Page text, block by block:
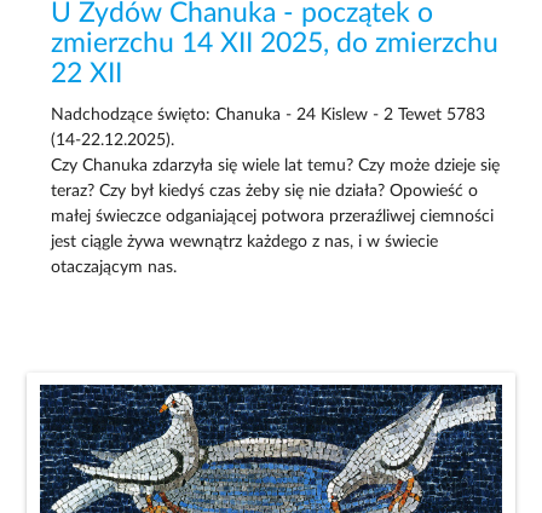
U Żydów Chanuka - początek o
zmierzchu 14 XII 2025, do zmierzchu
22 XII
Nadchodzące święto: Chanuka - 24 Kislew - 2 Tewet 5783
(14-22.12.2025).
Czy Chanuka zdarzyła się wiele lat temu? Czy może dzieje się
teraz? Czy był kiedyś czas żeby się nie działa? Opowieść o
małej świeczce odganiającej potwora przeraźliwej ciemności
jest ciągle żywa wewnątrz każdego z nas, i w świecie
otaczającym nas.